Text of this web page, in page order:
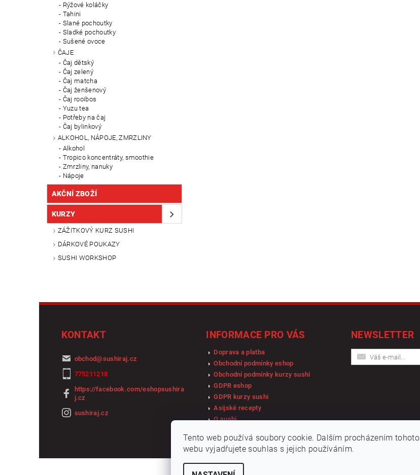
Rýžové koláčky
Tahini
Slané pochoutky
Sladké pochoutky
Sušené ovoce
ČAJE
Čaj dětský
Čaj zelený
Čaj matcha
Čaj ženšenový
Čaj rooibos
Yuzu tea
Potřeby na čaj
Čaj bylinkový
ALKOHOL, NÁPOJE, ZMRZLINY
Alkohol
Tropico koncentráty, smoothie
Zmrzliny, nanuky
Nápoje
AKČNÍ ZBOŽÍ
KURZY
ZÁŽITKOVÝ KURZ SUSHI
DÁRKOVÉ POUKAZY
SUSHI WORKSHOP
KONTAKT
obchod@sushiraj.cz
775211218
https://facebook.com/eshopsushira
j.cz
sushiraj.cz
INFORMACE PRO VÁS
Doprava a platba
Obchodní podmínky eshop
Obchodní podmínky kurzy sushi
GDPR eshop
GDPR kurzy sushi
Asijské recepty
O sushi
NEWSLETTER
Tento web používá soubory cookie. Dalším procházením tohoto
webu vyjadřujete souhlas s jejich používáním.